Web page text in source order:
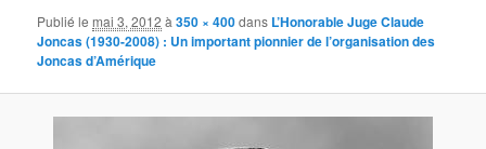
Publié lemai 3, 2012 à350 × 400dans L’Honorable Juge Claude
Joncas (1930-2008) : Un important pionnier de l’organisation des
Joncas d’Amérique